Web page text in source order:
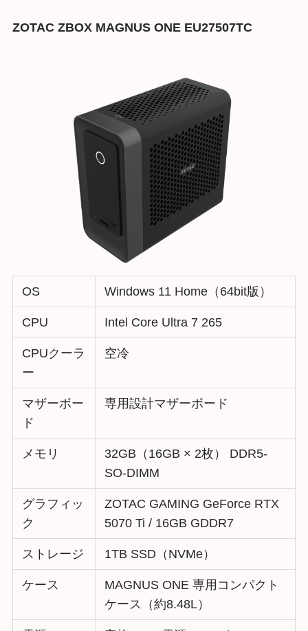
ZOTAC ZBOX MAGNUS ONE EU27507TC
OS Windows 11 Home（64bit版）
CPU Intel Core Ultra 7 265
CPUクーラ
ー
空冷
マザーボー
ド
専用設計マザーボード
メモリ
32GB（16GB × 2枚） DDR5-
SO-DIMM
グラフィッ
ク
ZOTAC GAMING GeForce RTX
5070 Ti / 16GB GDDR7
ストレージ 1TB SSD（NVMe）
ケース
MAGNUS ONE 専用コンパクト
ケース（約8.48L）